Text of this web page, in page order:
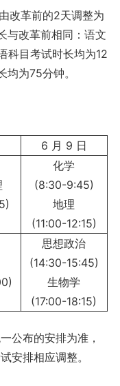
改革前的2天调整为
与改革前相同：语文
科目考试时长均为12
为75分钟。
6 月 9 日
化学
(8:30-9:45)
地理
(11:00-12:15)
思想政治
(14:30-15:45)
生物学
(17:00-18:15)
公布的安排为准，
安排相应调整。